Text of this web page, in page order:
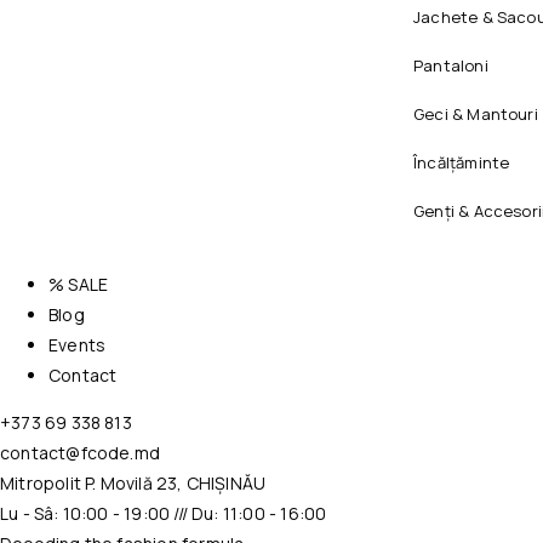
Jachete &
Pantaloni
Geci & Mantouri
Încălțăminte
Genți &
% SALE
Blog
Events
Contact
+373 69 338 813
contact@fcode.md
Mitropolit P. Movilă 23, CHIȘINĂU
Lu - Sâ: 10:00 - 19:00 /// Du: 11:00 - 16:00